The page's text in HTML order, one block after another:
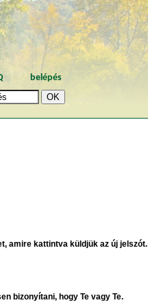
belépés
amire kattintva küldjük az új jelszót.
bizonyítani, hogy Te vagy Te.